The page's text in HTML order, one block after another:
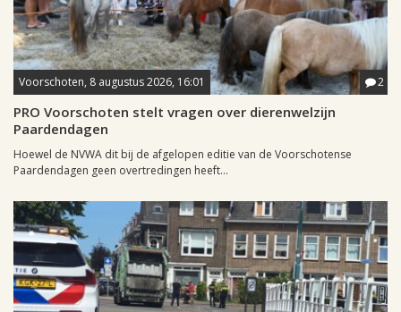
Voorschoten, 8 augustus 2026, 16:01 2
PRO Voorschoten stelt vragen over dierenwelzijn
Paardendagen
Hoewel de NVWA dit bij de afgelopen editie van de Voorschotense
Paardendagen geen overtredingen heeft...